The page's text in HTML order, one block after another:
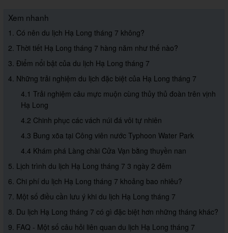
Xem nhanh
1. Có nên du lịch Hạ Long tháng 7 không?
2. Thời tiết Hạ Long tháng 7 hàng năm như thế nào?
3. Điểm nổi bật của du lịch Hạ Long tháng 7
4. Những trải nghiệm du lịch đặc biệt của Hạ Long tháng 7
4.1 Trải nghiệm câu mực muộn cùng thủy thủ đoàn trên vịnh
Hạ Long
4.2 Chinh phục các vách núi đá vôi tự nhiên
4.3 Bung xõa tại Công viên nước Typhoon Water Park
4.4 Khám phá Làng chài Cửa Vạn bằng thuyền nan
5. Lịch trình du lịch Hạ Long tháng 7 3 ngày 2 đêm
6. Chi phí du lịch Hạ Long tháng 7 khoảng bao nhiêu?
7. Một số điều cần lưu ý khi du lịch Hạ Long tháng 7
8. Du lịch Hạ Long tháng 7 có gì đặc biệt hơn những tháng khác?
9. FAQ - Một số câu hỏi liên quan du lịch Hạ Long tháng 7